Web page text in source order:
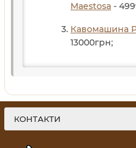
Maestosa -
Кавомашина
13000грн;
КОНТАКТИ